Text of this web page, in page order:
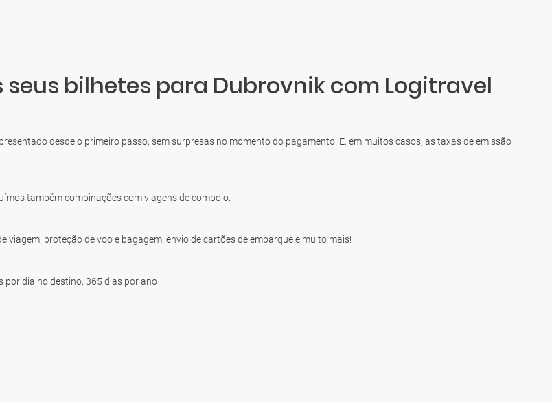
seus bilhetes para Dubrovnik com Logitravel
desde o primeiro passo, sem surpresas no momento do pagamento. E, em muitos casos, as taxas de emissão
também combinações com viagens de comboio.
proteção de voo e bagagem, envio de cartões de embarque e muito mais!
por dia no destino, 365 dias por ano